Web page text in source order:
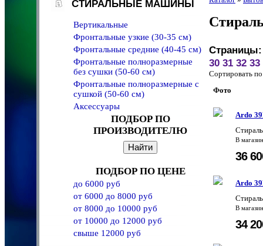
СТИРАЛЬНЫЕ МАШИНЫ
Вертикальные
Фронтальные узкие (30-35 см)
Фронтальные средние (40-45 см)
Фронтальные полноразмерные
без сушки (50-60 см)
Фронтальные полноразмерные с
сушкой (50-60 см)
Аксессуары
ПОДБОР ПО
ПРОИЗВОДИТЕЛЮ
ПОДБОР ПО ЦЕНЕ
до 6000 руб
от 6000 до 8000 руб
от 8000 до 10000 руб
от 10000 до 12000 руб
свыше 12000 руб
Страницы:
30 31 32 33
Сортировать
Фото
Ardo
В
36
Ardo
В
34